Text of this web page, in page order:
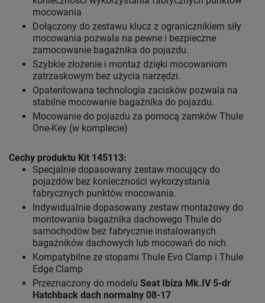
mocowania
Dołączony do zestawu klucz z ogranicznikiem siły
mocowania pozwala na pewne i bezpieczne
zamocowanie bagażnika do pojazdu.
Szybkie złożenie i montaż dzięki mocowaniom
zatrzaskowym bez użycia narzędzi.
Opatentowana technologia zacisków pozwala na
stabilne mocowanie bagażnika do pojazdu.
Mocowanie do pojazdu za pomocą zamków Thule
One-Key (w komplecie)
Cechy produktu Kit 145113:
Specjalnie dopasowany zestaw mocujący do
pojazdów bez konieczności wykorzystania
fabrycznych punktów mocowania.
Indywidualnie dopasowany zestaw montażowy do
montowania bagażnika dachowego Thule do
samochodów bez fabrycznie instalowanych
bagażników dachowych lub mocowań do nich.
Kompatybilne ze stopami Thule Evo Clamp i Thule
Edge Clamp
Przeznaczony do modelu Seat Ibiza Mk.IV 5-dr
Hatchback dach normalny 08-17